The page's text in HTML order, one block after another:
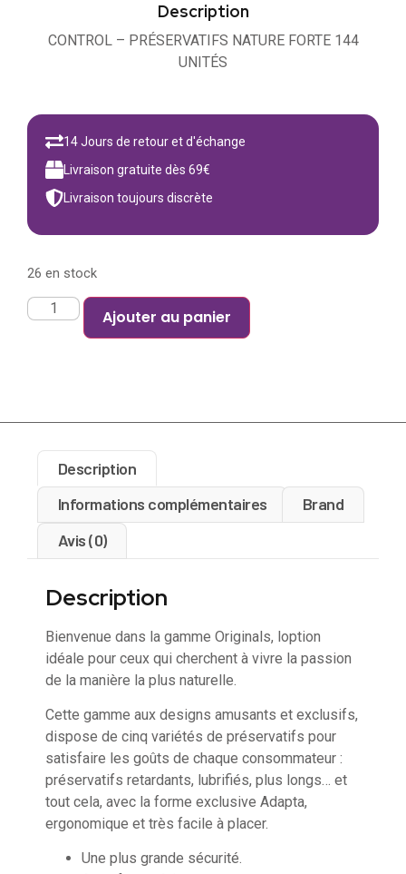
Description
CONTROL – PRÉSERVATIFS NATURE FORTE 144
UNITÉS
14 Jours de retour et d'échange
Livraison gratuite dès 69€
Livraison toujours discrète
26 en stock
Ajouter au panier
Description
Informations complémentaires
Brand
Avis (0)
Description
Bienvenue dans la gamme Originals, loption
idéale pour ceux qui cherchent à vivre la passion
de la manière la plus naturelle.
Cette gamme aux designs amusants et exclusifs,
dispose de cinq variétés de préservatifs pour
satisfaire les goûts de chaque consommateur :
préservatifs retardants, lubrifiés, plus longs… et
tout cela, avec la forme exclusive Adapta,
ergonomique et très facile à placer.
Une plus grande sécurité.